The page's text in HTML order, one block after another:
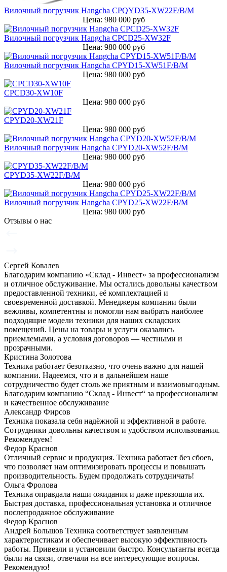
Вилочный погрузчик Hangcha CPQYD35-XW22F/B/M
Цена: 980 000 руб
Вилочный погрузчик Hangcha CPCD25-XW32F
Цена: 980 000 руб
Вилочный погрузчик Hangcha CPYD15-XW51F/B/M
Цена: 980 000 руб
CPCD30-XW10F
Цена: 980 000 руб
CPYD20-XW21F
Цена: 980 000 руб
Вилочный погрузчик Hangcha CPYD20-XW52F/B/M
Цена: 980 000 руб
CPYD35-XW22F/B/M
Цена: 980 000 руб
Вилочный погрузчик Hangcha CPYD25-XW22F/B/M
Цена: 980 000 руб
Отзывы о нас
Сергей Ковалев
Благодарим компанию «Склад - Инвест» за профессионализм
и отличное обслуживание. Мы остались довольны качеством
предоставленной техники, её комплектацией и
своевременной доставкой. Менеджеры компании были
вежливы, компетентны и помогли нам выбрать наиболее
подходящие модели техники для наших складских
помещений. Цены на товары и услуги оказались
приемлемыми, а условия договоров — честными и
прозрачными.
Кристина Золотова
Техника работает безотказно, что очень важно для нашей
компании. Надеемся, что и в дальнейшем наше
сотрудничество будет столь же приятным и взаимовыгодным.
Благодарим компанию “Склад - Инвест“ за профессионализм
и качественное обслуживание
Александр Фирсов
Техника показала себя надёжной и эффективной в работе.
Сотрудники довольны качеством и удобством использования.
Рекомендуем!
Федор Краснов
Отличный сервис и продукция. Техника работает без сбоев,
что позволяет нам оптимизировать процессы и повышать
производительность. Будем продолжать сотрудничать!
Ольга Фролова
Техника оправдала наши ожидания и даже превзошла их.
Быстрая доставка, профессиональная установка и отличное
послепродажное обслуживание
Федор Краснов
Андрей Большов Техника соответствует заявленным
характеристикам и обеспечивает высокую эффективность
работы. Привезли и установили быстро. Консультанты всегда
были на связи, отвечали на все интересующие вопросы.
Рекомендую!